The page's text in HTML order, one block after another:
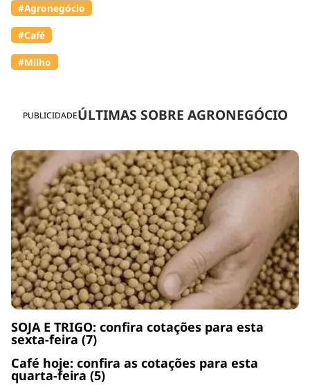
PUBLICIDADEÚLTIMAS SOBRE AGRONEGÓCIO
SOJA E TRIGO: confira cotações para esta
sexta-feira (7)
Café hoje: confira as cotações para esta
quarta-feira (5)
#Agronegócio
#Café
#Milho